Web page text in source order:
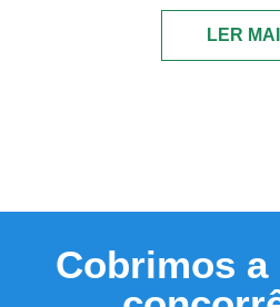
LER
Cobrimos a